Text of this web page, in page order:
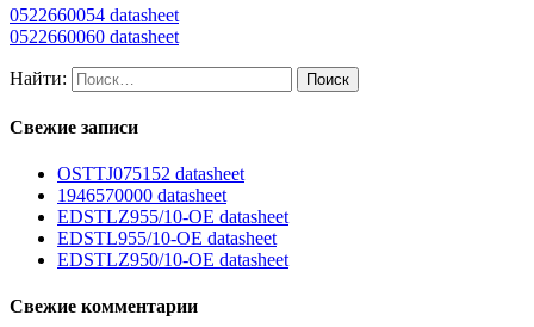
0522660054 datasheet
0522660060 datasheet
Найти:
Свежие записи
OSTTJ075152 datasheet
1946570000 datasheet
EDSTLZ955/10-OE datasheet
EDSTL955/10-OE datasheet
EDSTLZ950/10-OE datasheet
Свежие комментарии